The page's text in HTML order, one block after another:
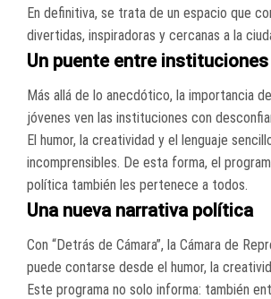
En definitiva, se trata de un espacio que
divertidas, inspiradoras y cercanas a la
Un puente entre
Más allá de lo anecdótico, la importancia
jóvenes ven las instituciones con
El humor, la creatividad y el lenguaje
incomprensibles. De esta forma, el
política también les pertenece a todos.
Una nueva narrativa política
Con “Detrás de Cámara”, la Cámara de
puede contarse desde el humor, la
Este programa no solo informa: también